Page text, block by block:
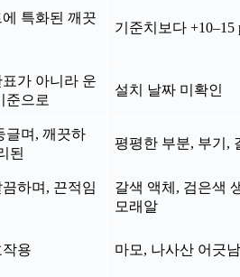
특화된 깨끗
기준치보다 +10–15
가 아니라 운
준으로
설치 날짜 미확인
글며, 깨끗하
된
평평한 부분, 부기,
하며, 끈적임
갈색 액체, 검은색
모래알
용 마모, 나사산 어긋